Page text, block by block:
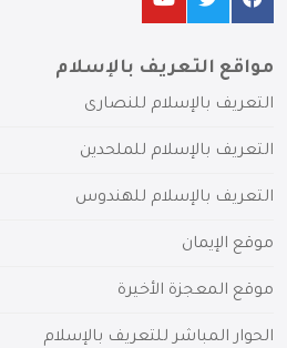
مواقع التعريف بالإسلام
التعريف بالإسلام للنصارى
التعريف بالإسلام للملحدين
التعريف بالإسلام للهندوس
موقع الإيمان
موقع المعجزة الأخيرة
الحوار المباشر للتعريف بالإسلام